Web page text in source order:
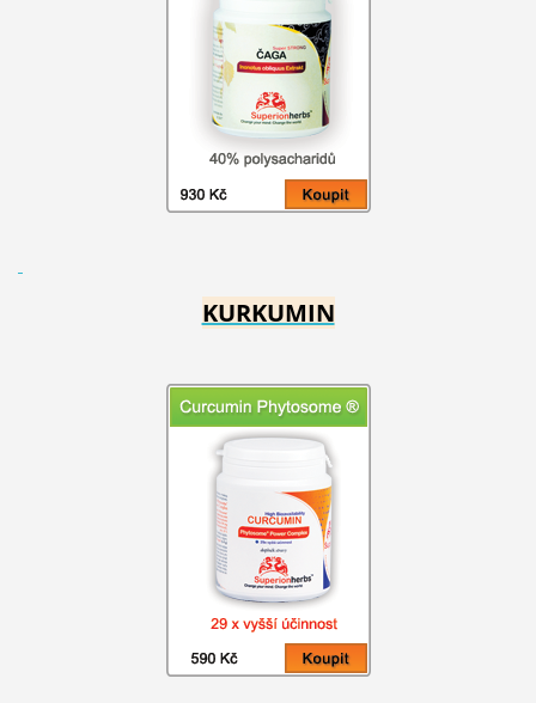
KURKUMIN